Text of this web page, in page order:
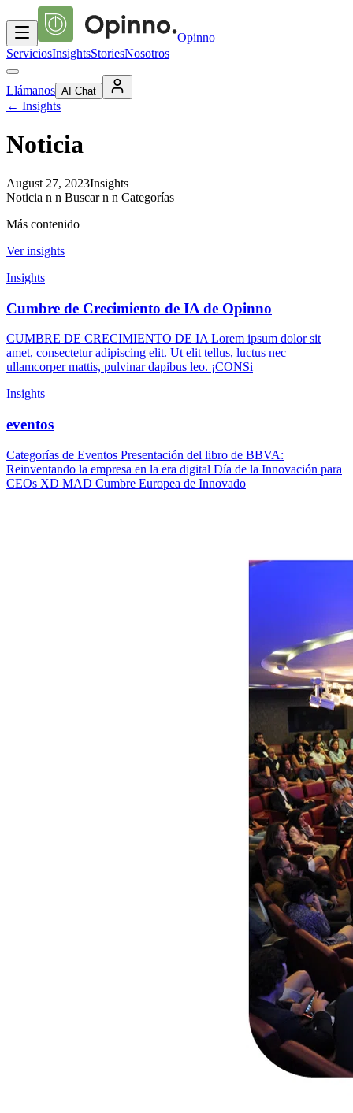
Opinno
ServiciosInsightsStoriesNosotros
Llámanos AI Chat
← Insights
Noticia
August 27, 2023Insights
Noticia n n Buscar n n Categorías
Más contenido
Ver insights
Insights
Cumbre de Crecimiento de IA de Opinno
CUMBRE DE CRECIMIENTO DE IA Lorem ipsum dolor sit
amet, consectetur adipiscing elit. Ut elit tellus, luctus nec
ullamcorper mattis, pulvinar dapibus leo. ¡CONSi
Insights
eventos
Categorías de Eventos Presentación del libro de BBVA:
Reinventando la empresa en la era digital Día de la Innovación para
CEOs XD MAD Cumbre Europea de Innovado